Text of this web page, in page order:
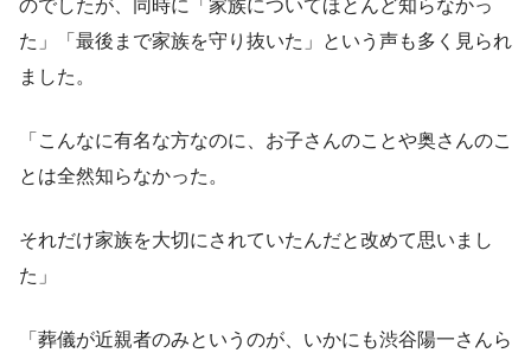
のでしたが、同時に「家族についてほとんど知らなかっ
た」「最後まで家族を守り抜いた」という声も多く見られ
ました。
「こんなに有名な方なのに、お子さんのことや奥さんのこ
とは全然知らなかった。
それだけ家族を大切にされていたんだと改めて思いまし
た」
「葬儀が近親者のみというのが、いかにも渋谷陽一さんら